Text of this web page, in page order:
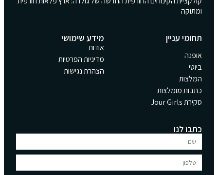
ומתוקה
תחומי עניין
אופנה
ביוטי
המלצות
כתבות מומלצות
סקירת Jour Girls
מידע שימושי
אודות
מדיניות הפרטיות
הצהרת נגישות
כתבו לנו